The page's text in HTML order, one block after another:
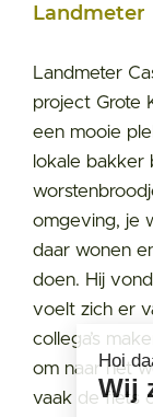
Landmeter
Landmeter
project Grote
een mooie
lokale bakker
omgeving, je
daar wonen
doen. Hij
voelt zich er
collega’s
om naar het
vaak de fiets